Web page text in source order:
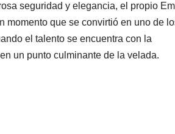
seguridad y elegancia, el propio
momento que se convirtió en uno de
el talento se encuentra con la
un punto culminante de la velada.